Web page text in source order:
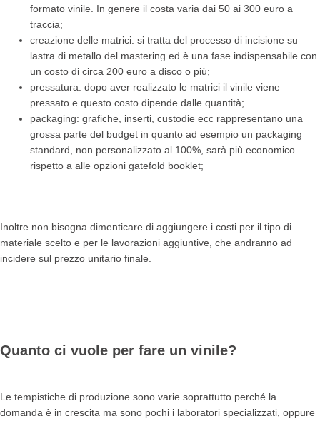
formato vinile. In genere il costa varia dai 50 ai 300 euro a
traccia;
creazione delle matrici: si tratta del processo di incisione su
lastra di metallo del mastering ed è una fase indispensabile con
un costo di circa 200 euro a disco o più;
pressatura: dopo aver realizzato le matrici il vinile viene
pressato e questo costo dipende dalle quantità;
packaging: grafiche, inserti, custodie ecc rappresentano una
grossa parte del budget in quanto ad esempio un packaging
standard, non personalizzato al 100%, sarà più economico
rispetto a alle opzioni gatefold booklet;
Inoltre non bisogna dimenticare di aggiungere i costi per il tipo di
materiale scelto e per le lavorazioni aggiuntive, che andranno ad
incidere sul prezzo unitario finale.
Quanto ci vuole per fare un vinile?
Le tempistiche di produzione sono varie soprattutto perché la
domanda è in crescita ma sono pochi i laboratori specializzati, oppure